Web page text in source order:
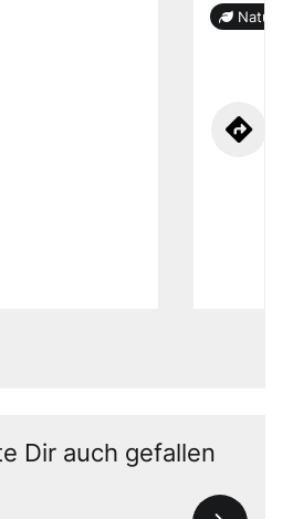
Dir auch gefallen